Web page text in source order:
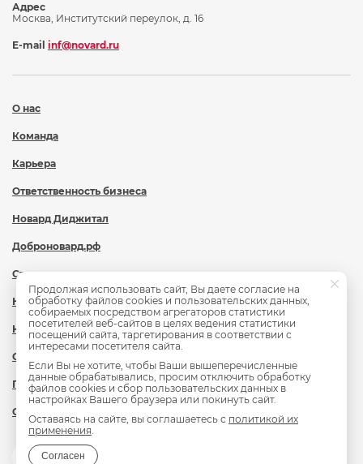
О нас
Команда
Карьера
Ответственность бизнеса
Новард Диджитал
Доброновард.рф
Статьи
Новости
Контакты
Охрана труда
Политика обработки персональных данных
Сведения об образовательной организации
Адрес
Москва, Институтский переулок, д. 16
E-mail inf@novard.ru
Продолжая использовать сайт, Вы даете согласие на
обработку файлов cookies и пользовательских данных,
собираемых посредством агрегаторов статистики
посетителей веб-сайтов в целях ведения статистики
посещений сайта, таргетирования в соответствии с
интересами посетителя сайта.
Если Вы не хотите, чтобы Ваши вышеперечисленные
данные обрабатывались, просим отключить обработку
файлов cookies и сбор пользовательских данных в
настройках Вашего браузера или покинуть сайт.
Оставаясь на сайте, вы соглашаетесь с политикой их
применения.
Согласен